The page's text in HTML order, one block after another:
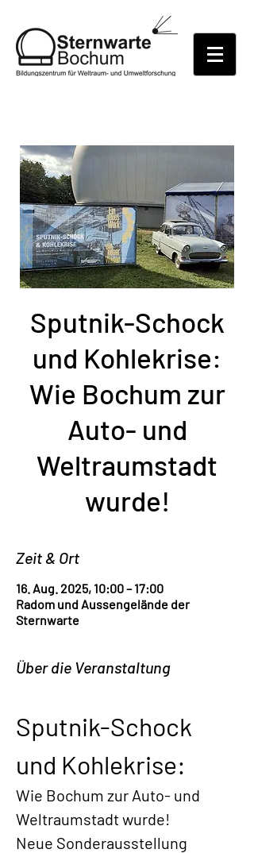
Sputnik-Schock
und Kohlekrise:
Wie Bochum zur
Auto- und
Weltraumstadt
wurde!
Zeit & Ort
16. Aug. 2025, 10:00 – 17:00
Radom und Aussengelände der
Sternwarte
Über die Veranstaltung
Sputnik-Schock
und Kohlekrise:
Wie Bochum zur Auto- und
Weltraumstadt wurde!
Neue Sonderausstellung